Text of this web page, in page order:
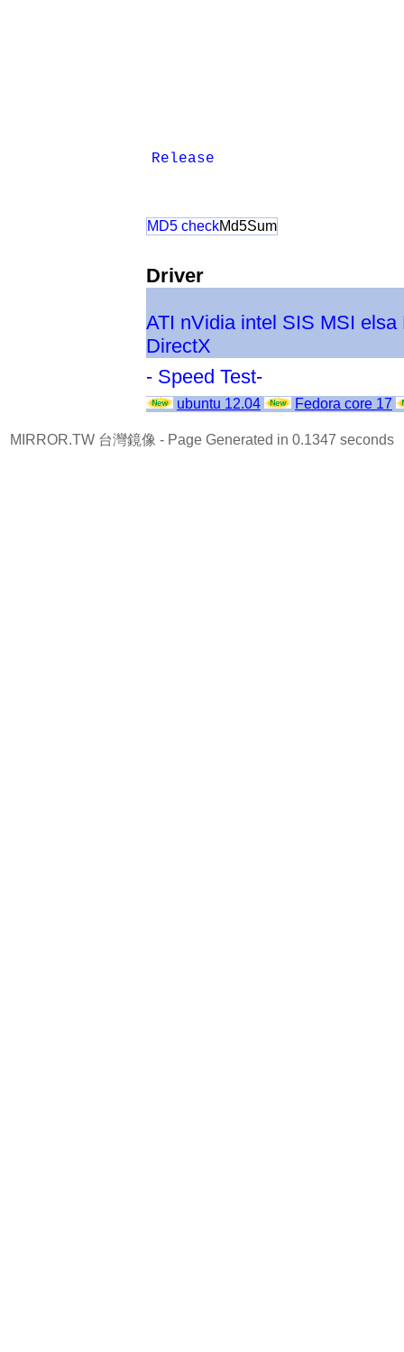
Release
MD5 checkMd5Sum
Driver
ATI nVidia intel SIS MSI elsa
DirectX
- Speed Test-
ubuntu 12.04 Fedora core 17
MIRROR.TW 台灣鏡像 - Page Generated in 0.1347 seconds